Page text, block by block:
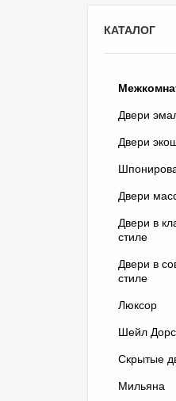
КАТАЛОГ
Двери
Двери
Двери
Двери в
стиле
Двери в
стиле
Люксор
Шейл
Скрытые
Мильяна